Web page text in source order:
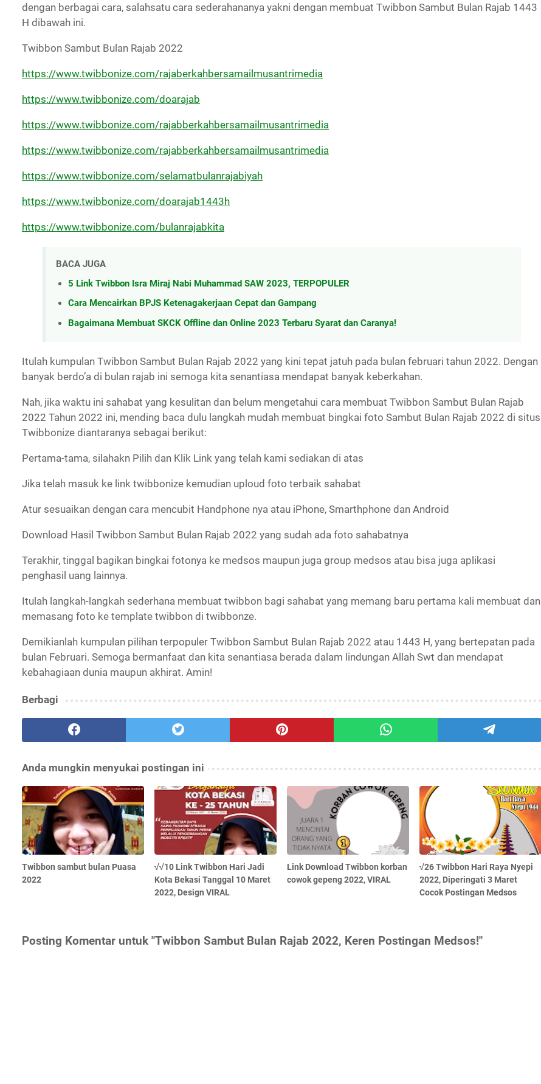
dengan berbagai cara, salahsatu cara sederahananya yakni dengan membuat Twibbon Sambut Bulan Rajab 1443
H dibawah ini.
Twibbon Sambut Bulan Rajab 2022
https://www.twibbonize.com/rajaberkahbersamailmusantrimedia
https://www.twibbonize.com/doarajab
https://www.twibbonize.com/rajabberkahbersamailmusantrimedia
https://www.twibbonize.com/rajabberkahbersamailmusantrimedia
https://www.twibbonize.com/selamatbulanrajabiyah
https://www.twibbonize.com/doarajab1443h
https://www.twibbonize.com/bulanrajabkita
BACA JUGA
5 Link Twibbon Isra Miraj Nabi Muhammad SAW 2023, TERPOPULER
Cara Mencairkan BPJS Ketenagakerjaan Cepat dan Gampang
Bagaimana Membuat SKCK Offline dan Online 2023 Terbaru Syarat dan Caranya!
Itulah kumpulan Twibbon Sambut Bulan Rajab 2022 yang kini tepat jatuh pada bulan februari tahun 2022. Dengan
banyak berdo’a di bulan rajab ini semoga kita senantiasa mendapat banyak keberkahan.
Nah, jika waktu ini sahabat yang kesulitan dan belum mengetahui cara membuat Twibbon Sambut Bulan Rajab
2022 Tahun 2022 ini, mending baca dulu langkah mudah membuat bingkai foto Sambut Bulan Rajab 2022 di situs
Twibbonize diantaranya sebagai berikut:
Pertama-tama, silahakn Pilih dan Klik Link yang telah kami sediakan di atas
Jika telah masuk ke link twibbonize kemudian uploud foto terbaik sahabat
Atur sesuaikan dengan cara mencubit Handphone nya atau iPhone, Smarthphone dan Android
Download Hasil Twibbon Sambut Bulan Rajab 2022 yang sudah ada foto sahabatnya
Terakhir, tinggal bagikan bingkai fotonya ke medsos maupun juga group medsos atau bisa juga aplikasi
penghasil uang lainnya.
Itulah langkah-langkah sederhana membuat twibbon bagi sahabat yang memang baru pertama kali membuat dan
memasang foto ke template twibbon di twibbonze.
Demikianlah kumpulan pilihan terpopuler Twibbon Sambut Bulan Rajab 2022 atau 1443 H, yang bertepatan pada
bulan Februari. Semoga bermanfaat dan kita senantiasa berada dalam lindungan Allah Swt dan mendapat
kebahagiaan dunia maupun akhirat. Amin!
Berbagi
Anda mungkin menyukai postingan ini
Twibbon sambut bulan Puasa
2022
√√10 Link Twibbon Hari Jadi
Kota Bekasi Tanggal 10 Maret
2022, Design VIRAL
Link Download Twibbon korban
cowok gepeng 2022, VIRAL
√26 Twibbon Hari Raya Nyepi
2022, Diperingati 3 Maret
Cocok Postingan Medsos
Posting Komentar untuk "Twibbon Sambut Bulan Rajab 2022, Keren Postingan Medsos!"